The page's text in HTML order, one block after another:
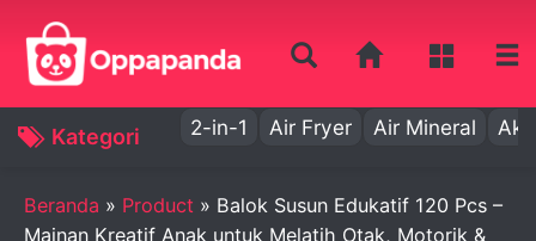
Kategori 2-in-1 Air Fryer Air Mineral Aki
Beranda » Product » Balok Susun Edukatif 120 Pcs –
Mainan Kreatif Anak untuk Melatih Otak, Motorik &